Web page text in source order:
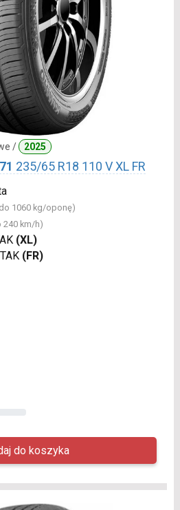
/ 2025
235/65 R18 110 V XL FR
1060 kg/oponę)
240 km/h)
(XL)
(FR)